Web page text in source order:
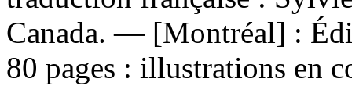
Canada. — [Montréal] :
80 pages : illustrations en